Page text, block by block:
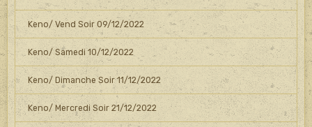
Keno/ Vend Soir 09/12/2022
Keno/ Samedi 10/12/2022
Keno/ Dimanche Soir 11/12/2022
Keno/ Mercredi Soir 21/12/2022